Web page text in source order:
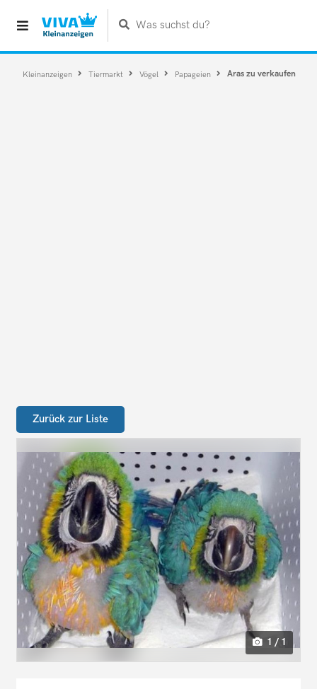
Was suchst du?
Kleinanzeigen Tiermarkt Vögel Papageien Aras zu verkaufen
Zurück zur Liste
1 / 1